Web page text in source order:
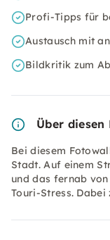
Profi-Tipps für
Austausch mit
Bildkritik zum
Über diesen
Bei diesem
Stadt. Auf einem
und das fernab
Touri-Stress. Dabei